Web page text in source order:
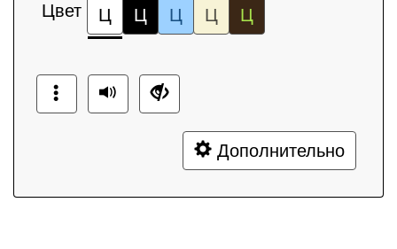
Цвет Ц Ц Ц Ц Ц
Дополнительно